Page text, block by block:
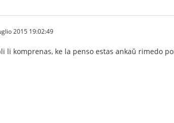
2015 19:02:49
li komprenas, ke la penso estas ankaŭ rimedo